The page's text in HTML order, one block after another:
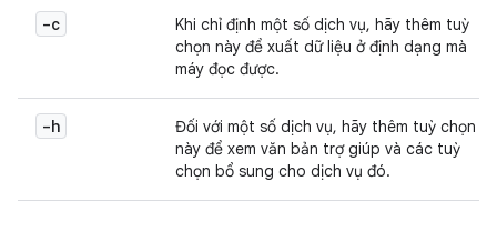
-c
Khi chỉ định một số dịch vụ, hãy thêm tuỳ
chọn này để xuất dữ liệu ở định dạng mà
máy đọc được.
-h
Đối với một số dịch vụ, hãy thêm tuỳ chọn
này để xem văn bản trợ giúp và các tuỳ
chọn bổ sung cho dịch vụ đó.